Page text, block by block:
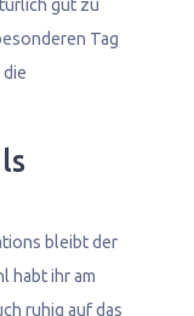
gut zu
Tag
bleibt der
habt ihr am
ruhig auf das